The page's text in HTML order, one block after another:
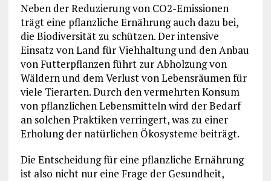
Neben der Reduzierung von CO2-Emissionen
trägt eine pflanzliche Ernährung auch dazu bei,
die Biodiversität zu schützen. Der intensive
Einsatz von Land für Viehhaltung und den Anbau
von Futterpflanzen führt zur Abholzung von
Wäldern und dem Verlust von Lebensräumen für
viele Tierarten. Durch den vermehrten Konsum
von pflanzlichen Lebensmitteln wird der Bedarf
an solchen Praktiken verringert, was zu einer
Erholung der natürlichen Ökosysteme beiträgt.
Die Entscheidung für eine pflanzliche Ernährung
ist also nicht nur eine Frage der Gesundheit,